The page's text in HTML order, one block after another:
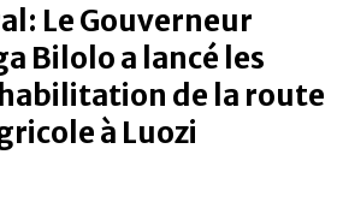
Le Gouverneur
Bilolo a lancé les
de la route
à Luozi